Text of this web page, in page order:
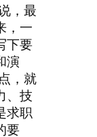
，最
，一
下要
演
，就
、技
求职
要